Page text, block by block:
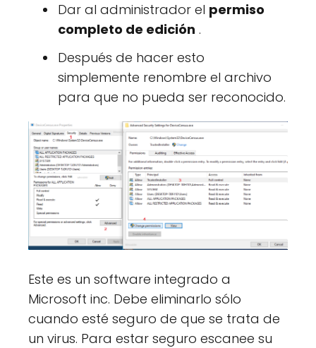
Dar al administrador el permiso
completo de edición .
Después de hacer esto
simplemente renombre el archivo
para que no pueda ser reconocido.
Este es un software integrado a
Microsoft inc. Debe eliminarlo sólo
cuando esté seguro de que se trata de
un virus. Para estar seguro escanee su